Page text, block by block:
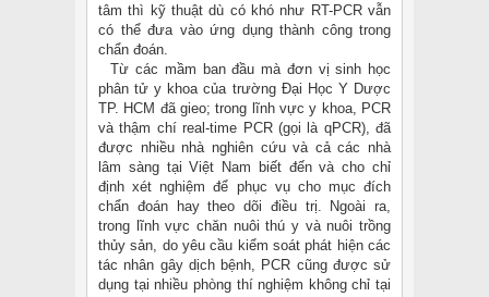
tâm thì kỹ thuật dù có khó như RT-PCR vẫn
có thể đưa vào ứng dụng thành công trong
chẩn đoán.
Từ các mầm ban đầu mà đơn vị sinh học
phân tử y khoa của trường Đại Học Y Dược
TP. HCM đã gieo; trong lĩnh vực y khoa, PCR
và thậm chí real-time PCR (gọi là qPCR), đã
được nhiều nhà nghiên cứu và cả các nhà
lâm sàng tại Việt Nam biết đến và cho chỉ
định xét nghiệm để phục vụ cho mục đích
chẩn đoán hay theo dõi điều trị. Ngoài ra,
trong lĩnh vực chăn nuôi thú y và nuôi trồng
thủy sản, do yêu cầu kiểm soát phát hiện các
tác nhân gây dịch bệnh, PCR cũng được sử
dụng tại nhiều phòng thí nghiệm không chỉ tại